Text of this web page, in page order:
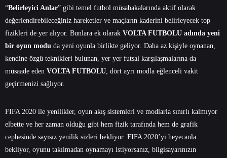
“Belirleyici Anlar” gibi temel futbol müsabakalarında aktif olarak
değerlendirebileceğiniz hareketler ve maçların kaderini belirleyecek top
fizikleri de yer alıyor. Bunlara ek olarak VOLTA FUTBOLU adında yeni
bir oyun modu da yeni oyunla birlikte geliyor. Daha az kişiyle oynanan,
kendine özgü teknikleri bulunan, yer yer futsal karşılaşmalarına da
müsaade eden VOLTA FUTBOLU, dört ayrı modla eğlenceli vakit
geçirmenizi sağlıyor.
FIFA 2020 ile yenilikler, oyun akış sistemleri ve modlarla sınırlı kalmıyor
elbette ve her zaman olduğu gibi hem fizik tarafında hem de grafik
cephesinde sayısız yenilik sizleri bekliyor. FIFA 2020’yi heyecanla
bekliyor, oyunu takılmadan oynamayı istiyorsanız, bilgisayarınızın